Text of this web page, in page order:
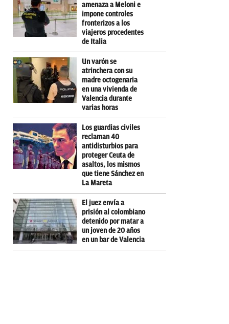
amenaza a Meloni e
impone controles
fronterizos a los
viajeros procedentes
de Italia
Un varón se
atrinchera con su
madre octogenaria
en una vivienda de
Valencia durante
varias horas
Los guardias civiles
reclaman 40
antidisturbios para
proteger Ceuta de
asaltos, los mismos
que tiene Sánchez en
La Mareta
El juez envía a
prisión al colombiano
detenido por matar a
un joven de 20 años
en un bar de Valencia